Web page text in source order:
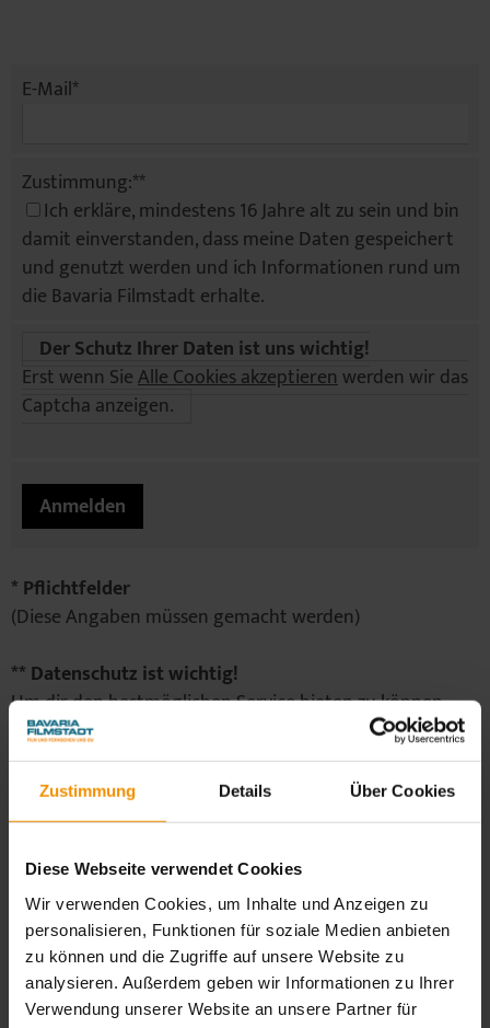
Zustimmung Details Über Cookies
Diese Webseite verwendet Cookies
Wir verwenden Cookies, um Inhalte und Anzeigen zu
personalisieren, Funktionen für soziale Medien anbieten
zu können und die Zugriffe auf unsere Website zu
analysieren. Außerdem geben wir Informationen zu Ihrer
Verwendung unserer Website an unsere Partner für
E-Mail*
Zustimmung:**
Ich erkläre, mindestens 16 Jahre alt zu sein und bin
damit einverstanden, dass meine Daten gespeichert
und genutzt werden und ich Informationen rund um
die Bavaria Filmstadt erhalte.
Der Schutz Ihrer Daten ist uns wichtig!
Erst wenn SieAlle Cookies akzeptierenwerden wir das
Captcha anzeigen.
Anmelden
* Pflichtfelder
(Diese Angaben müssen gemacht werden)
** Datenschutz ist wichtig!
Um dir den bestmöglichen Service bieten zu können,
bitten wir dich, deine Daten durch aktive Zustimmung
zu speichern und nutzen zu dürfen. Du stimmst zu, dass
du stets aktuell über die Bavaria Filmstadt informiert
wirst und willigst ein, dass deine Daten gespeichert und
Mail Newsletter verwendet werden können.
Unter der E-Mail-Adressefilmstadt@bavaria-film.de
oder unter Telefon +49 (0) 89 64 99 20 00kannst du
die Einwilligung jederzeit widerrufen, die Änderung und
Löschung deiner Daten verlangen sowie die